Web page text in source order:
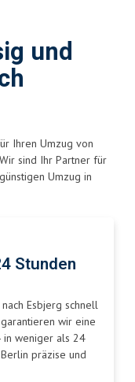
und
Ihren Umzug von
Wir sind Ihr Partner für
Umzug in
Stunden
Esbjerg schnell
wir eine
in weniger als 24
präzise und